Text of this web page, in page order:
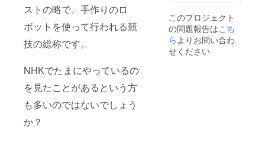
ストの略で、手作りのロ
ボットを使って行われる競
技の総称です。
NHKでたまにやっているの
を見たことがあるという方
も多いのではないでしょう
か？
このプロジェクト
の問題報告はこち
ら よりお問い合わ
せください